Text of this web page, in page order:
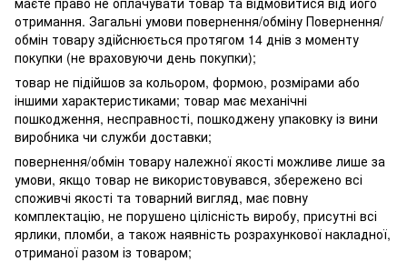
отримання. Загальні умови повернення/обміну Повернення/
обмін товару здійснюється протягом 14 днів з моменту
покупки (не враховуючи день покупки);
товар не підійшов за кольором, формою, розмірами або
іншими характеристиками; товар має механічні
пошкодження, несправності, пошкоджену упаковку із вини
виробника чи служби доставки;
повернення/обмін товару належної якості можливе лише за
умови, якщо товар не використовувався, збережено всі
споживчі якості та товарний вигляд, має повну
комплектацію, не порушено цілісність виробу, присутні всі
ярлики, пломби, а також наявність розрахункової накладної,
отриманої разом із товаром;